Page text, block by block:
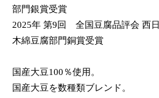
部門銀賞受賞
2025年 第9回 全国豆腐品評会 西
木綿豆腐部門銅賞受賞
国産大豆100％使用。
国産大豆を数種類ブレンド。